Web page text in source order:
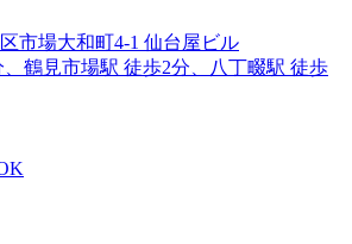
市場大和町4-1 仙台屋ビル
、鶴見市場駅 徒歩2分、八丁畷駅 徒歩